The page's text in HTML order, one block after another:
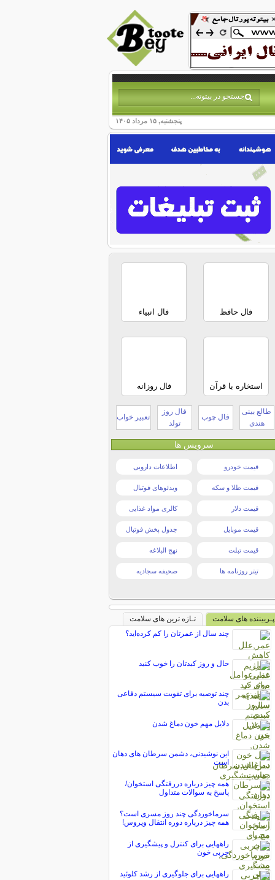
پنجشنبه, ۱۵ مرداد ۱۴۰۵
فال حافظ فال انبیاء
استخاره با قرآن فال روزانه
طالع بینی
هندی
فال چوب
فال روز
تولد
تعبیر خواب
سرویس ها
قیمت خودرو اطلاعات دارویی
قیمت طلا و سکه ویدئوهای فوتبال
قیمت دلار کالری مواد غذایی
قیمت موبایل جدول پخش فوتبال
قیمت تبلت نهج البلاغه
تیتر روزنامه ها صحیفه سجادیه
پـربیننده های سلامت
تـازه ترین های سلامت
چند سال از عمرتان را كم كرده‌ايد؟
حال و روز کبدتان را خوب کنید
چند توصیه برای تقویت سیستم دفاعی
بدن
دلايل مهم خون دماغ شدن
این نوشیدنی، دشمن سرطان های دهان
است
همه چیز درباره دررفتگی استخوان/
پاسخ به سوالات متداول
سرماخوردگی چند روز مسری است؟
همه چیز درباره دوره انتقال ویروس!
راههایی برای کنترل و پیشگیری از
چربی خون
راههایی برای جلوگیری از رشد کلوئید